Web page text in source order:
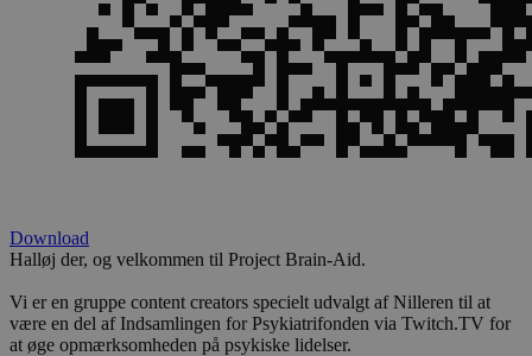
Download
Halløj der, og velkommen til Project Brain-Aid.
Vi er en gruppe content creators specielt udvalgt af Nilleren til at
være en del af Indsamlingen for Psykiatrifonden via Twitch.TV for
at øge opmærksomheden på psykiske lidelser.